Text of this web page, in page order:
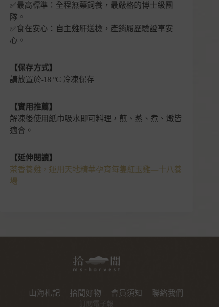
✅最高標準：全程無藥飼養，最嚴格的博士級團
隊。
✅食在安心：自主雞肝送檢，產銷履歷驗證享安
心。
【保存方式】
請放置於-18 ºC 冷凍保存
【實用推薦】
解凍後使用紙巾吸水即可料理，煎、蒸、煮、燉皆
適合。
【延伸閱讀】
茶香養雞，運用天地精華孕育每隻紅玉雞—十八養
場
山海札記 拾間好物 會員須知 聯絡我們
訂閱電子報